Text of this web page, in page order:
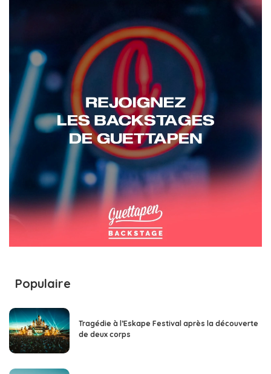
Populaire
Tragédie à l’Eskape Festival après la découverte
de deux corps